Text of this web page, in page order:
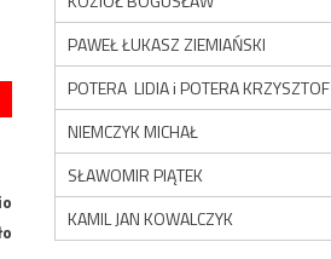
PAWEŁ ŁUKASZ ZIEMIAŃSKI
POTERA LIDIA i POTERA KRZYSZTOF
NIEMCZYK MICHAŁ
SŁAWOMIR PIĄTEK
KAMIL JAN KOWALCZYK